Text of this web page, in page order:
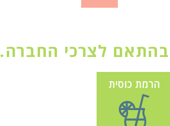
בהתאם לצרכי החברה.
הרמת כוסית